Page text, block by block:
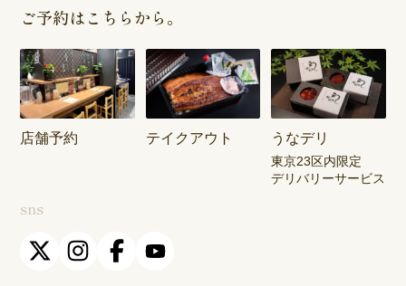
ご予約はこちらから。
店舗予約 テイクアウト うなデリ
東京23区内限定
デリバリーサービス
sns